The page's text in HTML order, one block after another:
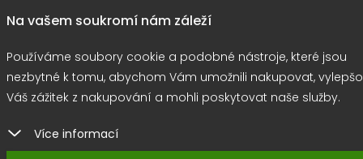
Používáme soubory cookie
Na vašem soukromí nám záleží
Používáme soubory cookie a podobné nástroje, které jsou
nezbytné k tomu, abychom Vám umožnili nakupovat,
Váš zážitek z nakupování a mohli poskytovat naše služby.
Více informací